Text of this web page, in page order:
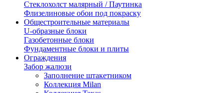
Стеклохолст малярный / Паутинка
Флизелиновые обои под покраску
Общестроительные материалы
U-образные блоки
Газобетонные блоки
Фундаментные блоки и плиты
Ограждения
Забор жалюзи
Заполнение штакетником
Коллекция Milan